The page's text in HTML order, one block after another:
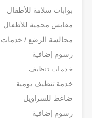
بوابات سلامة للأطفال
مقابس محمية للأطفال
مجالسة الرضع / خدمات
رسوم إضافية
خدمات تنظيف
خدمة تنظيف يومية
ضاغط للسراويل
رسوم إضافية